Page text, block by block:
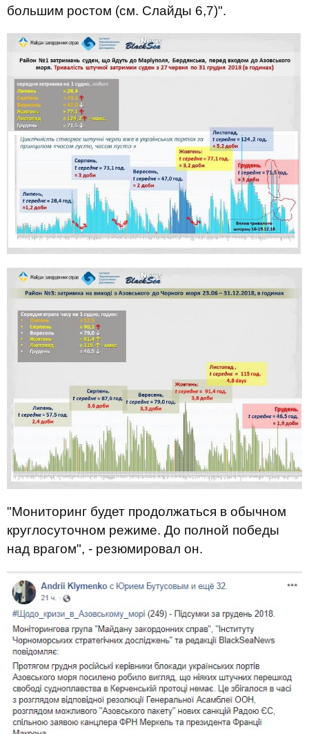
большим ростом (см. Слайды 6,7)".
"Мониторинг будет продолжаться в обычном
круглосуточном режиме. До полной победы
над врагом", - резюмировал он.